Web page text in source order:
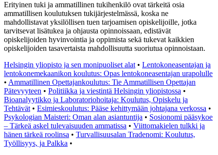
Erityinen tuki ja ammatillinen tukihenkilö ovat tärkeitä osia
ammatillisen koulutuksen tukijärjestelmässä, koska ne
mahdollistavat yksilöllisen tuen tarjoamisen opiskelijoille, jotka
tarvitsevat lisätukea ja ohjausta opinnoissaan, edistävät
opiskelijoiden hyvinvointia ja oppimista sekä tukevat kaikkien
opiskelijoiden tasavertaista mahdollisuutta suoriutua opinnoistaan.
Helsingin yliopisto ja sen monipuoliset alat • Lentokoneasentajan ja
lentokonemekaanikon koulutus: Opas lentokoneasentajan urapolulle
• Ammatillinen Opettajankoulutus: Tie Ammatillisen Opettajan
Pätevyyteen • Politiikka ja viestintä Helsingin yliopistossa •
Bioanalyytikko ja Laboratoriohoitaja: Koulutus, Opiskelu ja
Tehtävät • Esimieskoulutus: Pääse kehittymään johtajana verkossa •
Psykologian Maisteri: Oman alan asiantuntija • Sosionomi pääsykoe
– Tärkeä askel tulevaisuuden ammatissa • Viittomakielen tulkki ja
hänen tärkeä roolinsa • Turvallisuusalan Tradenomi: Koulutus,
Työllisyys, ja Palkka •